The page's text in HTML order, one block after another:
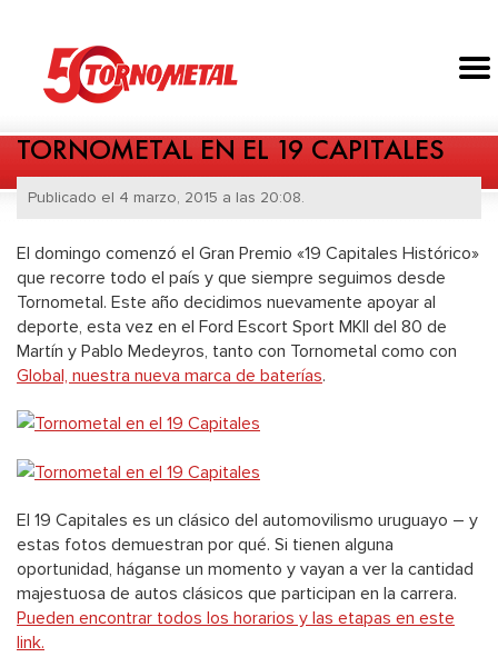
TORNOMETAL EN EL 19 CAPITALES
Publicado el 4 marzo, 2015 a las 20:08.
El domingo comenzó el Gran Premio «19 Capitales Histórico»
que recorre todo el país y que siempre seguimos desde
Tornometal. Este año decidimos nuevamente apoyar al
deporte, esta vez en el Ford Escort Sport MKII del 80 de
Martín y Pablo Medeyros, tanto con Tornometal como con
Global, nuestra nueva marca de baterías.
El 19 Capitales es un clásico del automovilismo uruguayo – y
estas fotos demuestran por qué. Si tienen alguna
oportunidad, háganse un momento y vayan a ver la cantidad
majestuosa de autos clásicos que participan en la carrera.
Pueden encontrar todos los horarios y las etapas en este
link.